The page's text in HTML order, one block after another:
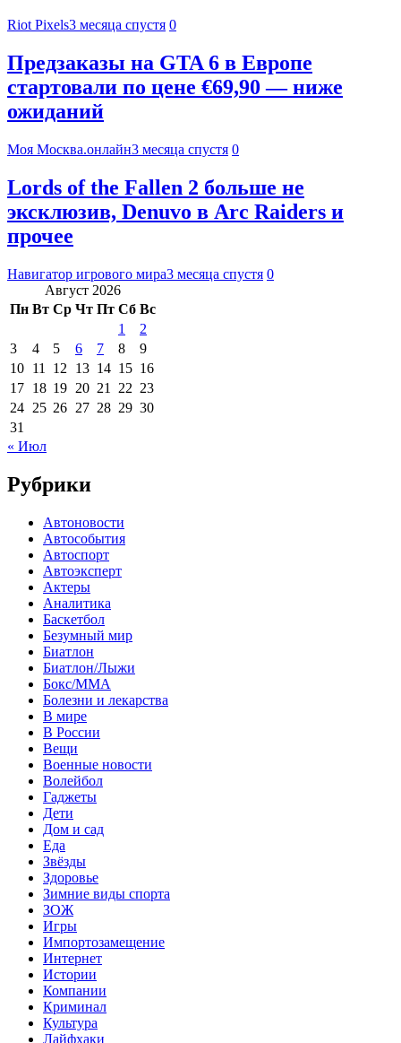
Riot Pixels3 месяца спустя 0
Предзаказы на GTA 6 в Европе
стартовали по цене €69,90 — ниже
ожиданий
Моя Москва.онлайн3 месяца спустя 0
Lords of the Fallen 2 больше не
эксклюзив, Denuvo в Arc Raiders и
прочее
Навигатор игрового мира3 месяца спустя 0
Август 2026
Пн Вт Ср Чт Пт Сб Вс
1
2
3
4 5 6 7 8
9
10 11 12 13 14 15 16
17 18 19 20 21 22 23
24 25 26 27 28 29 30
31
« Июл
Рубрики
Автоновости
Автособытия
Автоспорт
Автоэксперт
Актеры
Аналитика
Баскетбол
Безумный мир
Биатлон
Биатлон/Лыжи
Бокс/MMA
Болезни и лекарства
В мире
В России
Вещи
Военные новости
Волейбол
Гаджеты
Дети
Дом и сад
Еда
Звёзды
Здоровье
Зимние виды спорта
ЗОЖ
Игры
Импортозамещение
Интернет
Истории
Компании
Криминал
Культура
Лайфхаки